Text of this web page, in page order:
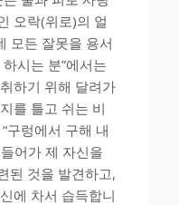
오락(위로)의 얼
모든 잘못을 용서
시는 분”에서는
하기 위해 달려가
를 틀고 쉬는 비
구렁에서 구해 내
어가 제 자신을
된 것을 발견하고,
에 차서 습득합니